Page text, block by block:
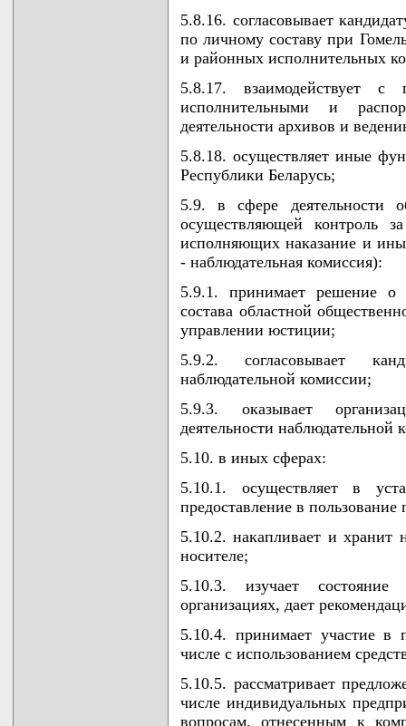
5.8.16. согласовывает
по личному составу при
и районных исполнительных
5.8.17. взаимодействует с
исполнительными и
деятельности архивов и
5.8.18. осуществляет иные
Республики Беларусь;
5.9. в сфере деятельности
осуществляющей контроль
исполняющих наказание и
- наблюдательная комиссия):
5.9.1. принимает решение о
состава областной
управлении юстиции;
5.9.2. согласовывает
наблюдательной комиссии;
5.9.3. оказывает
деятельности наблюдательной
5.10. в иных сферах:
5.10.1. осуществляет в
предоставление в
5.10.2. накапливает и
носителе;
5.10.3. изучает
организациях, дает
5.10.4. принимает участие в
числе с использованием
5.10.5. рассматривает
числе индивидуальных
вопросам, отнесенным к